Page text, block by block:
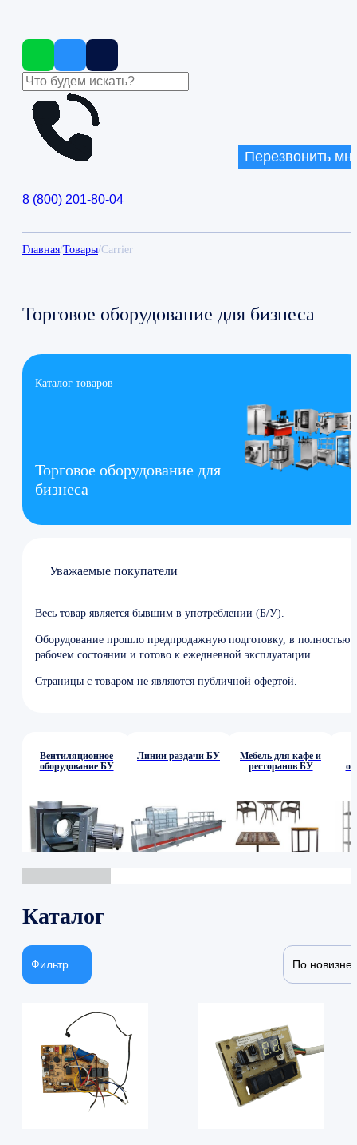
8 (800) 201-80-04
Перезвонить
Главная/Товары/Carrier
Торговое оборудование для бизнеса
Каталог товаров
Торговое оборудование для
бизнеса
Уважаемые покупатели
Весь товар является бывшим в употреблении (Б/У).
Оборудование прошло предпродажную подготовку, в полностью
рабочем состоянии и готово к ежедневной эксплуатации.
Страницы с товаром не являются публичной офертой.
Вентиляционное
оборудование БУ
Линии раздачи БУ
Мебель для кафе и
ресторанов БУ
Каталог
Фильтр По новизне